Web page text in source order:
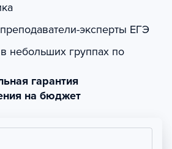
эксперты ЕГЭ
небольших группах по
гарантия
на бюджет